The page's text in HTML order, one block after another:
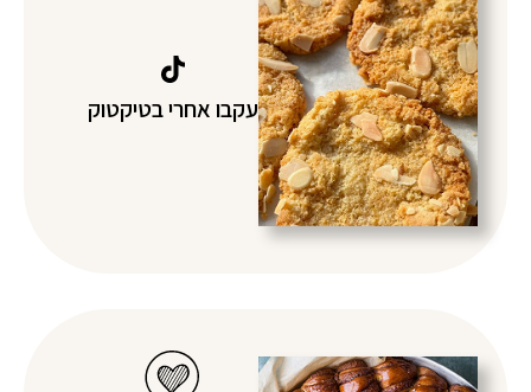
עקבו אחרי בטיקטוק